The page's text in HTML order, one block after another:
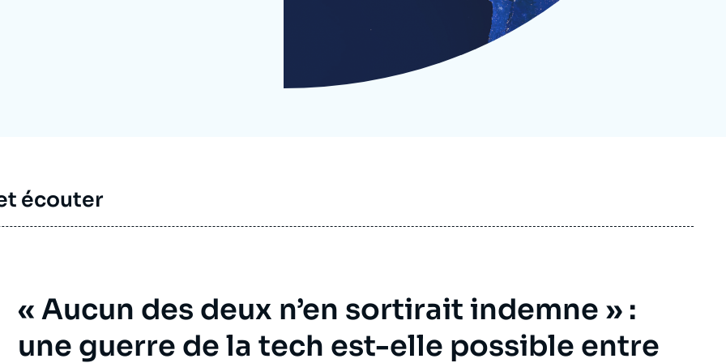
Documents de référence
écouter
« Aucun des deux n’en sortirait indemne » :
une guerre de la tech est-elle possible entre